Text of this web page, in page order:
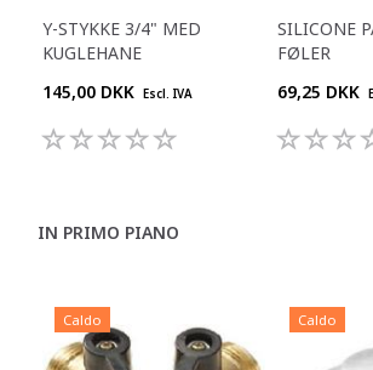
Y-STYKKE 3/4" MED
KUGLEHANE
145,00 DKK Escl. IVA
SILICONE
FØLER
69,25 DKK
IN PRIMO PIANO
Caldo Caldo